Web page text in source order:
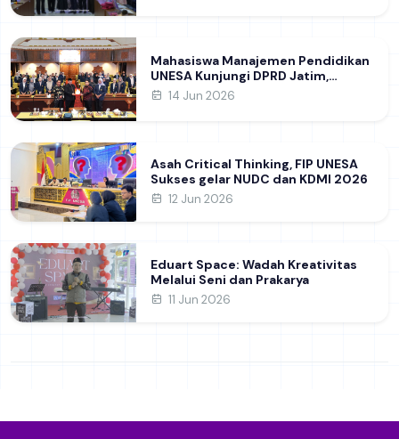
Ilmiah Internasional dukung SDG 4
Mahasiswa Manajemen Pendidikan
UNESA Kunjungi DPRD Jatim,
Perdalam Pemahaman Kebijakan
14 Jun 2026
Asah Critical Thinking, FIP UNESA
Sukses gelar NUDC dan KDMI 2026
12 Jun 2026
Eduart Space: Wadah Kreativitas
Melalui Seni dan Prakarya
11 Jun 2026